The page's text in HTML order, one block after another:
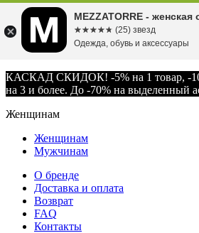
КАСКАД СКИДОК! -5% на 1 товар, -
на 3 и более. До -70% на выделенный
Женщинам
Женщинам
Мужчинам
О бренде
Доставка и оплата
Возврат
FAQ
Контакты
MEZZATORRE - женская
☆☆☆☆☆
★★★★★ (25) звезд
Одежда, обувь и аксессуары